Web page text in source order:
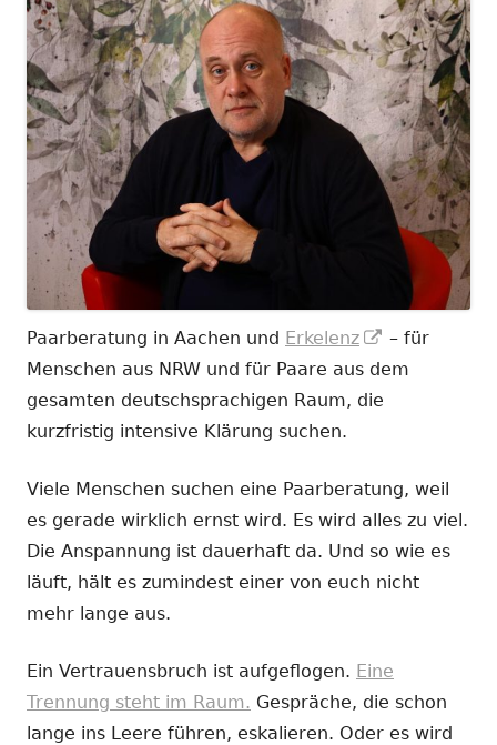
Paarberatung in Aachen und Erkelenz
In
neuem
– für
Menschen aus NRW und für Paare aus dem
gesamten deutschsprachigen Raum, die
kurzfristig intensive Klärung suchen.
Viele Menschen suchen eine Paarberatung, weil
es gerade wirklich ernst wird. Es wird alles zu viel.
Die Anspannung ist dauerhaft da. Und so wie es
läuft, hält es zumindest einer von euch nicht
mehr lange aus.
Ein Vertrauensbruch ist aufgeflogen. Eine
Trennung steht im Raum. Gespräche, die schon
lange ins Leere führen, eskalieren. Oder es wird